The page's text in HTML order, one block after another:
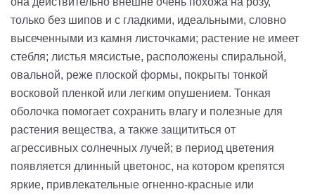
только без шипов и с гладкими, идеальными, словно
высеченными из камня листочками; растение не имеет
стебля; листья мясистые, расположены спиральной,
овальной, реже плоской формы, покрыты тонкой
восковой пленкой или легким опушением. Тонкая
оболочка помогает сохранить влагу и полезные для
растения вещества, а также защититься от
агрессивных солнечных лучей; в период цветения
появляется длинный цветонос, на котором крепятся
яркие, привлекательные огненно-красные или